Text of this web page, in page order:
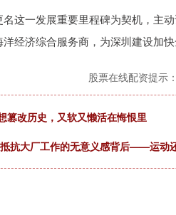
一发展重要里程碑为契机，主
经济综合服务商，为深圳建设加快
股票在线配资提示
篡改历史，又软又懒活在悔恨里
抗大厂工作的无意义感背后——运动